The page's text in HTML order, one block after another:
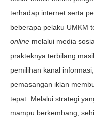
terhadap internet serta
beberapa pelaku UMKM
online melalui media
prakteknya terbilang
pemilihan kanal
pemasangan iklan
tepat. Melalui strategi
mampu berkembang,